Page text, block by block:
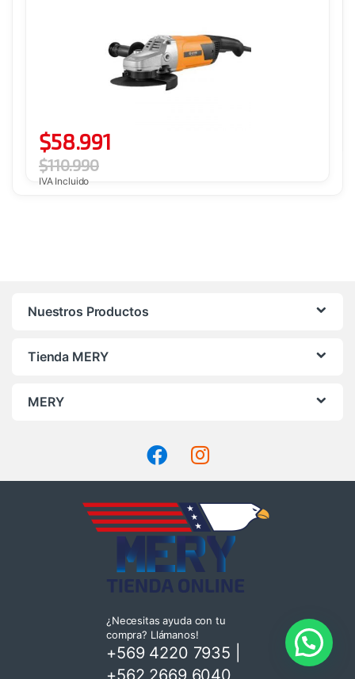
$58.991
$110.990
IVA Incluido
Nuestros Productos
Tienda MERY
MERY
¿Necesitas ayuda con tu
compra? Llámanos!
+569 4220 7935
+562 2669 6040